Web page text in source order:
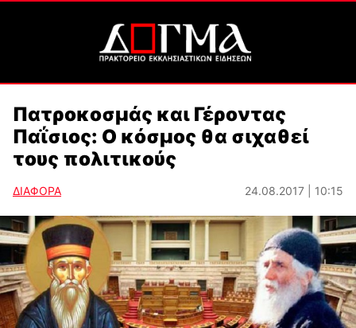
Πατροκοσμάς και Γέροντας
Παΐσιος: Ο κόσμος θα σιχαθεί
τους πολιτικούς
ΔΙΑΦΟΡΑ 24.08.2017 | 10:15